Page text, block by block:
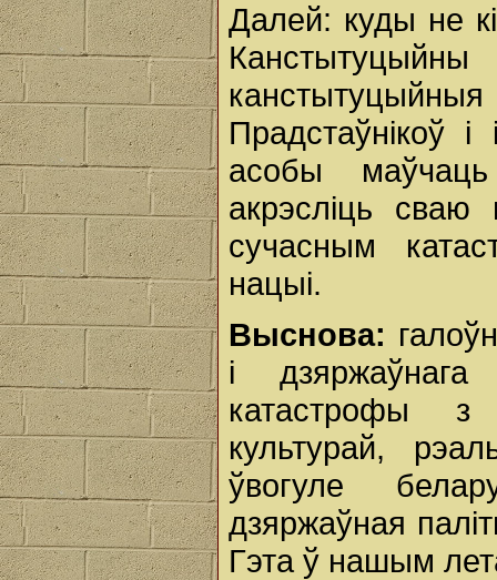
Далей: куды не
Прадстаўнікоў
асобы
акрэсліць
сучасным
нацыі.
Выснова:
і
катастрофы з
культурай,
ўвогуле
дзяржаўная
Гэта ў нашым